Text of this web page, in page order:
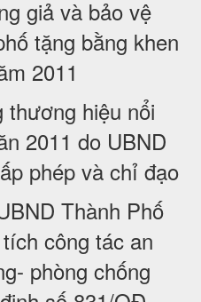
giả và bảo vệ
tặng bằng khen
2011
hiệu nổi
2011 do UBND
phép và chỉ đạo
Thành Phố
công tác an
phòng chống